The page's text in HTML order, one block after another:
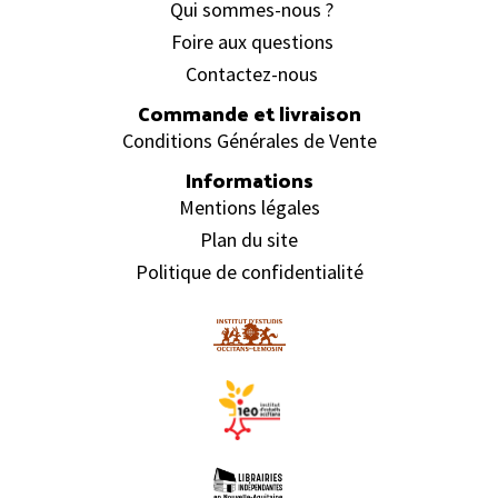
Qui sommes-nous ?
Foire aux questions
Contactez-nous
Commande et livraison
Conditions Générales de Vente
Informations
Mentions légales
Plan du site
Politique de confidentialité